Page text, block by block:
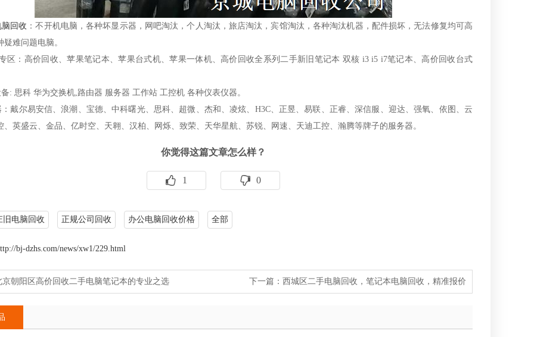
脑回收 ：不开机电脑，各种坏显示器，网吧淘汰，个人淘汰，旅店淘汰，宾馆淘汰，各种淘汰机器，配件损坏，无法修复均可高
难问题电脑。
：高价回收、苹果笔记本、苹果台式机、苹果一体机、高价回收全系列二手新旧笔记本 双核 i3 i5 i7笔记本、高价回收台式
思科 华为交换机,路由器 服务器 工作站 工控机 各种仪表仪器。
尔易安信、浪潮、宝德、中科曙光、思科、超微、杰和、凌炫、H3C、正昱、易联、正睿、深信服、迎达、强氧、依图、云
、英盛云、金品、亿时空、天翱、汉柏、网烁、致荣、天华星航、苏锐、网速、天迪工控、瀚腾等牌子的服务器。
你觉得这篇文章怎么样？
1 0
旧电脑回收 正规公司回收 办公电脑回收价格 全部
bj-dzhs.com/news/xw1/229.html
京朝阳区高价回收二手电脑笔记本的专业之选 下一篇： 西城区二手电脑回收，笔记本电脑回收，精准报价